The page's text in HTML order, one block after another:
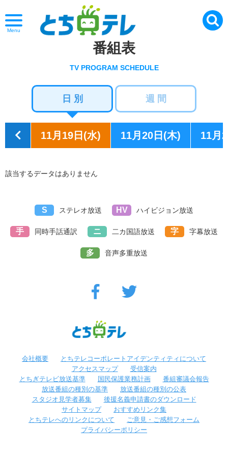
Menu
番組表
TV PROGRAM SCHEDULE
日 別 週 間
11月19日(水) 11月20日(木) 11月
該当するデータはありません
S ステレオ放送 HV ハイビジョン放送
手 同時手話通訳 ニ 二カ国語放送 字 字幕放送
多 音声多重放送
会社概要
とちテレコーポレートアイデンティティについて
アクセスマップ
受信案内
とちぎテレビ放送基準
国民保護業務計画
番組審議会報告
放送番組の種別の基準
放送番組の種別の公表
スタジオ見学者募集
後援名義申請書のダウンロード
サイトマップ
おすすめリンク集
とちテレへのリンクについて
ご意見・ご感想フォーム
プライバシーポリシー